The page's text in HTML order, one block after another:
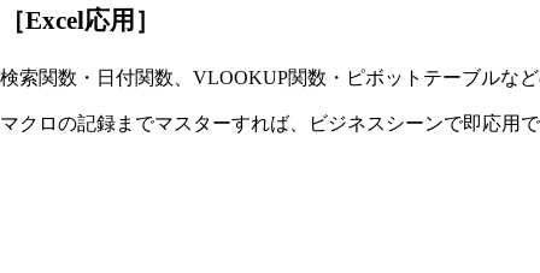
［Excel応用］
検索関数・日付関数、VLOOKUP関数・ピボットテーブルな
マクロの記録までマスターすれば、ビジネスシーンで即応用